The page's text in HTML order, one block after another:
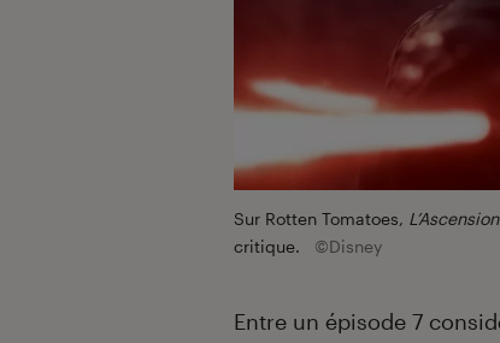
Sur Rotten Tomatoes,
critique.
©Disney
Entre un épisode 7